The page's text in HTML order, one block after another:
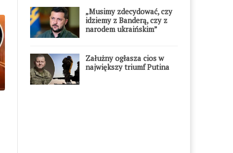
„Musimy zdecydować, czy
idziemy z Banderą, czy z
narodem ukraińskim”
Załużny ogłasza cios w
największy triumf Putina